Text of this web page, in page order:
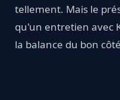
tellement. Mais le
qu'un entretien avec
la balance du bon